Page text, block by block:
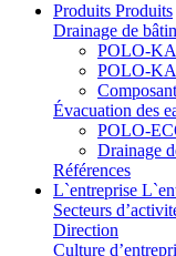
Produits Produits
Drainage de
POLO-
POLO-
Évacuation des
POLO-
Drainage
Références
L`entreprise
Secteurs
Direction
Culture